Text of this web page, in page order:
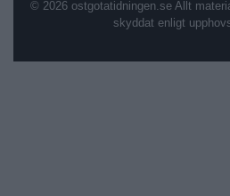
© 2026 ostgotatidningen.se Allt
skyddat enligt